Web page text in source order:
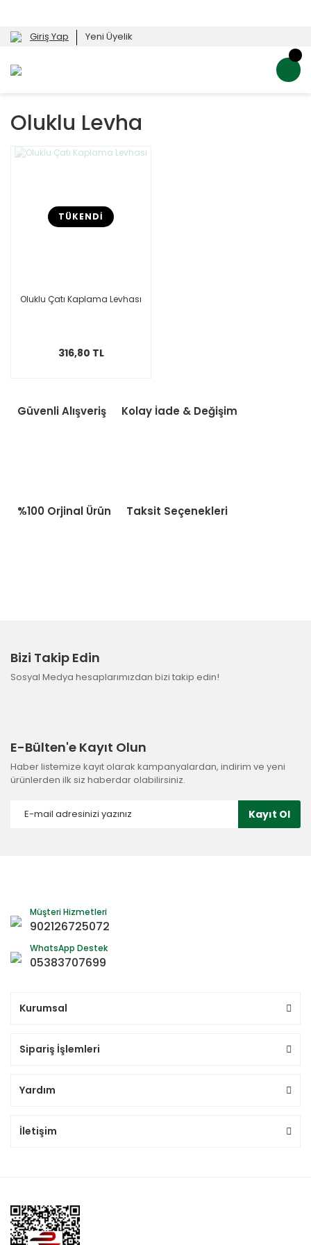
Giriş Yap Yeni Üyelik
Oluklu Levha
TÜKENDİ
Oluklu Çatı Kaplama Levhası
316,80 TL
Güvenli Alışveriş Kolay İade & Değişim
%100 Orjinal Ürün Taksit Seçenekleri
Bizi Takip Edin
Sosyal Medya hesaplarımızdan bizi takip edin!
E-Bülten'e Kayıt Olun
Haber listemize kayıt olarak kampanyalardan, indirim ve yeni
ürünlerden ilk siz haberdar olabilirsiniz.
Kayıt Ol
Müşteri Hizmetleri
902126725072
WhatsApp Destek
05383707699
Kurumsal
Sipariş İşlemleri
Yardım
İletişim